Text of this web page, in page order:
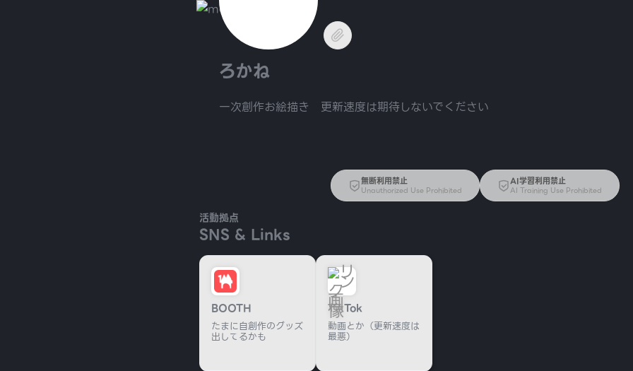
ろかね
一次創作お絵描き 更新速度は期待しないでください
無断利用禁止
Unauthorized Use Prohibited
AI学習利用禁止
AI Training Use Prohibited
活動拠点
SNS & Links
BOOTH
たまに自創作のグッズ
出してるかも
TikTok
動画とか（更新速度は
最悪）